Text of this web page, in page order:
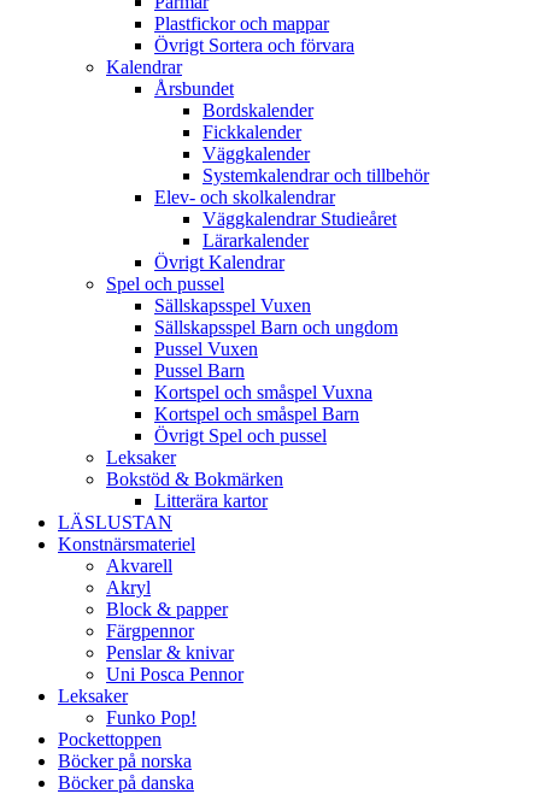
Plastfickor och mappar
Övrigt Sortera och förvara
Kalendrar
Årsbundet
Bordskalender
Fickkalender
Väggkalender
Systemkalendrar och tillbehör
Elev- och skolkalendrar
Väggkalendrar Studieåret
Lärarkalender
Övrigt Kalendrar
Spel och pussel
Sällskapsspel Vuxen
Sällskapsspel Barn och ungdom
Pussel Vuxen
Pussel Barn
Kortspel och småspel Vuxna
Kortspel och småspel Barn
Övrigt Spel och pussel
Leksaker
Bokstöd & Bokmärken
Litterära kartor
LÄSLUSTAN
Konstnärsmateriel
Akvarell
Akryl
Block & papper
Färgpennor
Penslar & knivar
Uni Posca Pennor
Leksaker
Funko Pop!
Pockettoppen
Böcker på norska
Böcker på danska